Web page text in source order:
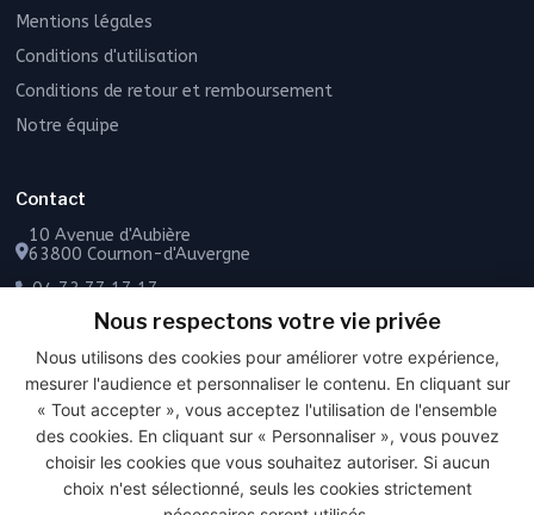
Mentions légales
Conditions d'utilisation
Conditions de retour et remboursement
Notre équipe
Contact
10 Avenue d'Aubière
63800 Cournon-d'Auvergne
04 73 77 17 17
06 49 55 43 72
Contactez-nous
Nous respectons votre vie privée
Nous utilisons des cookies pour améliorer votre expérience,
mesurer l'audience et personnaliser le contenu. En cliquant sur
« Tout accepter », vous acceptez l'utilisation de l'ensemble
des cookies. En cliquant sur « Personnaliser », vous pouvez
choisir les cookies que vous souhaitez autoriser. Si aucun
choix n'est sélectionné, seuls les cookies strictement